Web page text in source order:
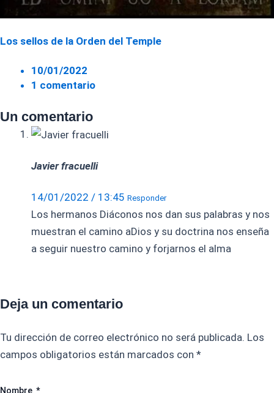
Los sellos de la Orden del Temple
10/01/2022
1 comentario
Un comentario
Javier fracuelli
14/01/2022 / 13:45 Responder
Los hermanos Diáconos nos dan sus palabras y nos
muestran el camino aDios y su doctrina nos enseña
a seguir nuestro camino y forjarnos el alma
Deja un comentario
Tu dirección de correo electrónico no será publicada. Los
campos obligatorios están marcados con *
Nombre *